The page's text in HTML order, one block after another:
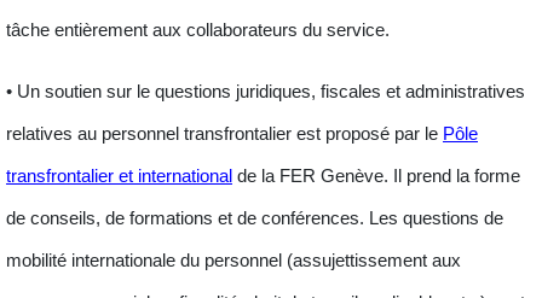
tâche entièrement aux collaborateurs du service.
• Un soutien sur le questions juridiques, fiscales et administratives
relatives au personnel transfrontalier est proposé par le Pôle
transfrontalier et international de la FER Genève. Il prend la forme
de conseils, de formations et de conférences. Les questions de
mobilité internationale du personnel (assujettissement aux